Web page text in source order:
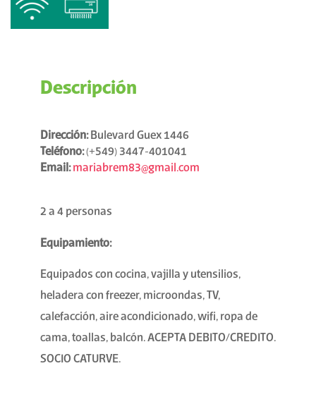
Descripción
Dirección:Bulevard Guex 1446
Teléfono:(+549) 3447-401041
Email: mariabrem83@gmail.com
2 a 4 personas
Equipamiento:
Equipados con cocina, vajilla y utensilios,
heladera con freezer, microondas, TV,
calefacción, aire acondicionado, wifi, ropa de
cama, toallas, balcón. ACEPTA DEBITO/CREDITO.
SOCIO CATURVE.